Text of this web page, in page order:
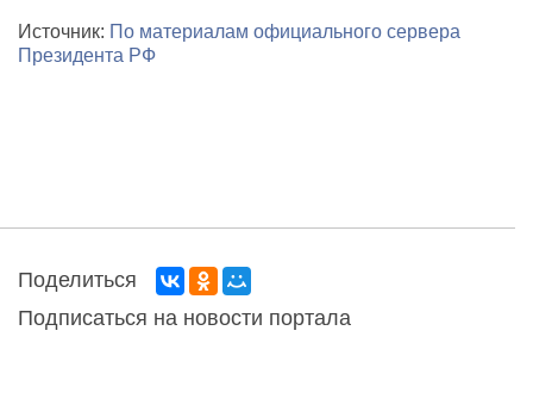
Источник: По материалам официального сервера
Президента РФ
Поделиться
Подписаться на новости портала